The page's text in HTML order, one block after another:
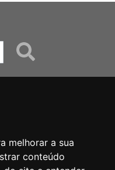
melhorar a sua
conteúdo
Conocsco